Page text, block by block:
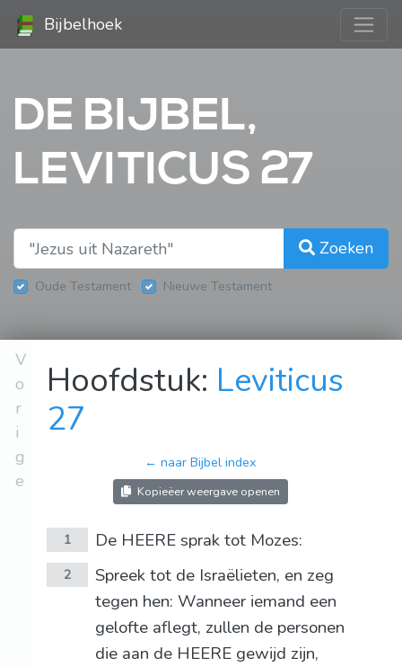
Bijbelhoek
DE BIJBEL,
LEVITICUS 27
Zoeken
Oude Testament Nieuwe Testament
V
o
r
i
g
e
Hoofdstuk: Leviticus
27
← naar Bijbel index
Kopieëer weergave openen
1 De HEERE sprak tot Mozes:
2
Spreek tot de Israëlieten, en zeg
tegen hen: Wanneer iemand een
gelofte aflegt, zullen de personen
die aan de HEERE gewijd zijn,